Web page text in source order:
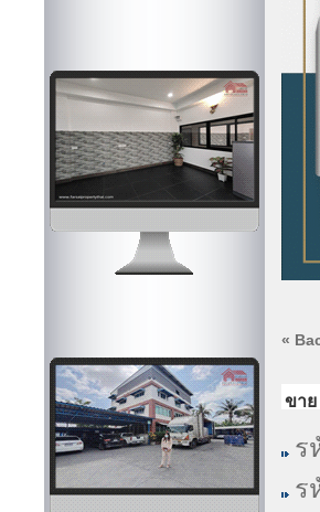
«
ขา
ร
ร